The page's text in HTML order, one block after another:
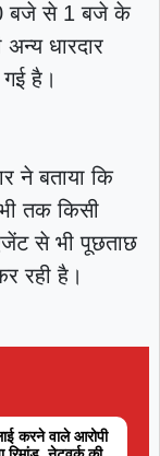
बजे से 1 बजे के
धारदार
है।
ने बताया कि
तक किसी
से भी पूछताछ
रही है।
करने वाले आरोपी